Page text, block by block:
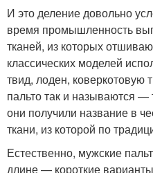
И это деление довольно
время промышленность
тканей, из которых
классических моделей
твид, лоден, коверкотовую
пальто так и называются —
они получили название в
ткани, из которой по
Естественно, мужские
длине — короткие